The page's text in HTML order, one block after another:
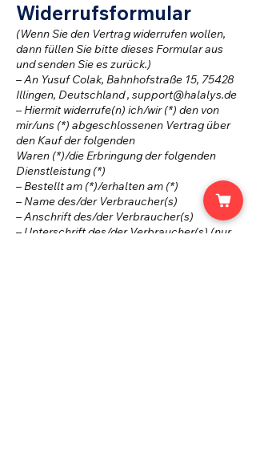
Widerrufsformular
(Wenn Sie den Vertrag widerrufen wollen,
dann füllen Sie bitte dieses Formular aus
und senden Sie es zurück.)
– An Yusuf Colak, Bahnhofstraße 15, 75428
Illingen, Deutschland , support@halalys.de
– Hiermit widerrufe(n) ich/wir (*) den von
mir/uns (*) abgeschlossenen Vertrag über
den Kauf der folgenden
Waren (*)/die Erbringung der folgenden
Dienstleistung (*)
– Bestellt am (*)/erhalten am (*)
– Name des/der Verbraucher(s)
– Anschrift des/der Verbraucher(s)
– Unterschrift des/der Verbraucher(s) (nur